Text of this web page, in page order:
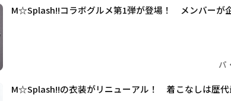
M☆Splash!!コラボグルメ第1弾が登場！ メンバーが
パ
M☆Splash!!の衣装がリニューアル！ 着こなしは歴代